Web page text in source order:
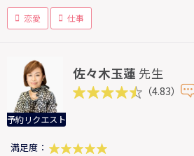
恋愛 仕事
予約リクエスト
佐々木玉蓮 先生
（4.83）
満足度：